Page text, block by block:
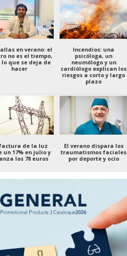
en verano: el
no es el tiempo,
lo que se deja de
hacer
Incendios: una
psicóloga, un
neumólogo y un
cardiólogo explican los
riesgos a corto y largo
plazo
de la luz
un 17% en julio y
los 78 euros
El verano dispara los
traumatismos faciales
por deporte y ocio